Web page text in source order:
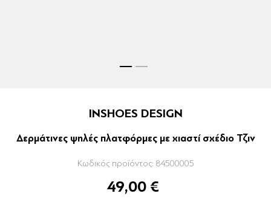
INSHOES DESIGN
Δερμάτινες ψηλές πλατφόρμες με χιαστί σχέδιο Τζιν
Κωδικός προϊόντος: 84500005
49,00 €